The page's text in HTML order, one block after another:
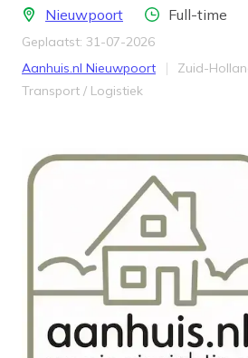
LocatieNieuwpoortAantal uren
Full-time
Geplaatst: 31-07-2026
Bedrijf
Aanhuis.nl Nieuwpoort Provincie
Zuid-
Werkveld
Transport / Logistiek